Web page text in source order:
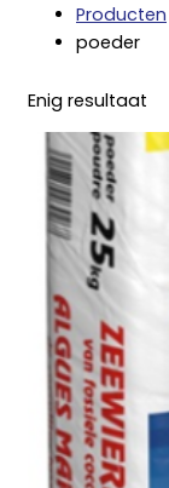
Producten
poeder
Enig resultaat